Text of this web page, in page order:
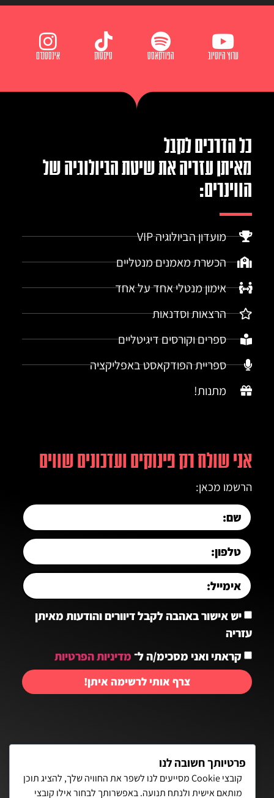
ערוץ היוטיוב הפודקאסט טיקטוק אינסטגרם
כל הדרכים לקבל
מאיתן עזריה את שיטת הביולוגיה של
הווינרים:
מועדון הביולוגיה VIP
הכשרת מאמנים מנטליים
אימון מנטלי אחד על אחד
הרצאות וסדנאות
ספרים וקורסים דיגיטליים
ספריית הפודקאסט באפליקציה
מתנות!
אני שולח רק פינוקים ועדכונים שווים
הרשמו מכאן:
יש אישור באהבה לקבל דיוורים והודעות מאיתן
עזריה
קראתי ואני מסכימ/ה ל־ מדיניות הפרטיות
צרף אותי לרשימה איתן!
יצירת קשר:
פרטיותך חשובה לנו
קובצי Cookie מסייעים לנו לשפר את החוויה שלך, להציג תוכן
מותאם אישית ולנתח תנועה. באפשרותך לבחור אילו קובצי